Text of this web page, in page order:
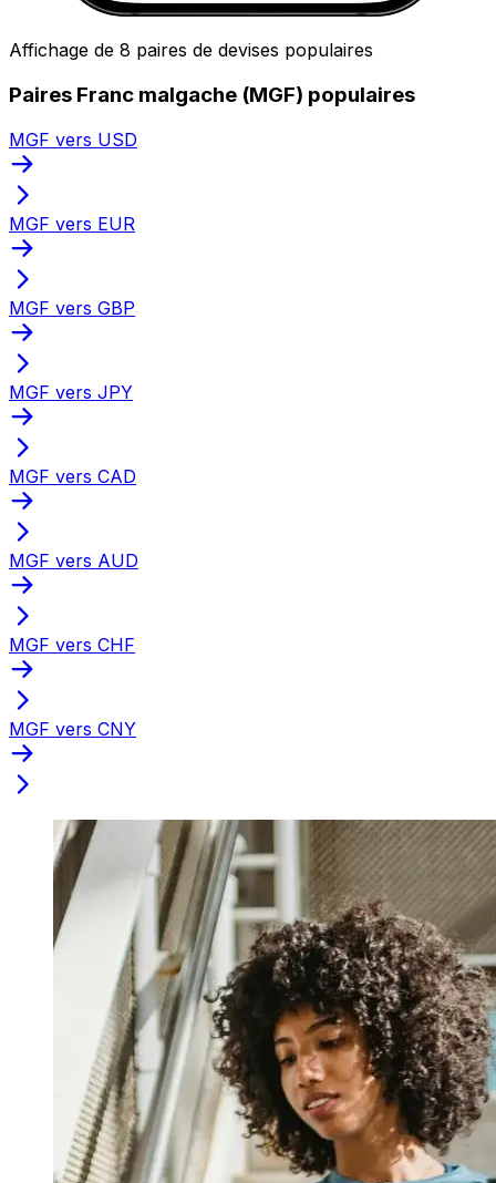
Affichage de 8 paires de devises populaires
Paires Franc malgache (MGF) populaires
MGF vers USD
MGF vers EUR
MGF vers GBP
MGF vers JPY
MGF vers CAD
MGF vers AUD
MGF vers CHF
MGF vers CNY